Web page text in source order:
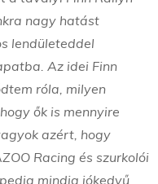
nagy hatást
lendületeddel
Az idei Finn
róla, milyen
ők is mennyire
azért, hogy
Racing és szurkolói
mindig jókedvű